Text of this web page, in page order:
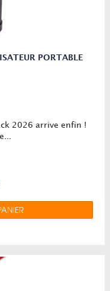
PORTABLE
2026 arrive enfin !